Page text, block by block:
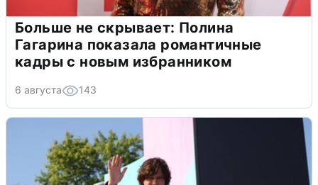
Больше не скрывает: Полина
Гагарина показала романтичные
кадры с новым избранником
6 августа 143